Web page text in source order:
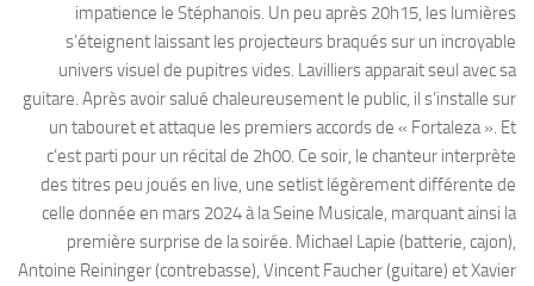
impatience le Stéphanois. Un peu après 20h15, les lumières
s’éteignent laissant les projecteurs braqués sur un incroyable
univers visuel de pupitres vides. Lavilliers apparait seul avec sa
guitare. Après avoir salué chaleureusement le public, il s’installe sur
un tabouret et attaque les premiers accords de « Fortaleza ». Et
c’est parti pour un récital de 2h00. Ce soir, le chanteur interprète
des titres peu joués en live, une setlist légèrement différente de
celle donnée en mars 2024 à la Seine Musicale, marquant ainsi la
première surprise de la soirée. Michael Lapie (batterie, cajon),
Antoine Reininger (contrebasse), Vincent Faucher (guitare) et Xavier